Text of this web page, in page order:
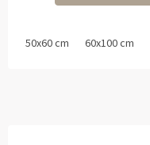
50x60 cm 60x100 cm